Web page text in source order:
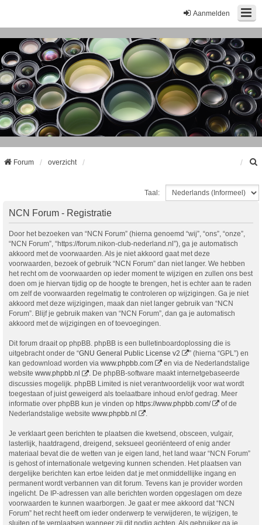
Aanmelden
Forum overzicht
Taal:
NCN Forum - Registratie
Door het bezoeken van “NCN Forum” (hierna genoemd “wij”, “ons”, “onze”,
“NCN Forum”, “https://forum.nikon-club-nederland.nl”), ga je automatisch
akkoord met de voorwaarden. Als je niet akkoord gaat met deze
voorwaarden, bezoek of gebruik “NCN Forum” dan niet langer. We hebben
het recht om de voorwaarden op ieder moment te wijzigen en zullen ons best
doen om je hiervan tijdig op de hoogte te brengen, het is echter aan te raden
om zelf de voorwaarden regelmatig te controleren op wijzigingen. Ga je niet
akkoord met deze wijzigingen, maak dan niet langer gebruik van “NCN
Forum”. Blijf je gebruik maken van “NCN Forum”, dan ga je automatisch
akkoord met de wijzigingen en of toevoegingen.
Dit forum draait op phpBB. phpBB is een bulletinboardoplossing die is
uitgebracht onder de “GNU General Public License v2
” (hierna “GPL”) en
kan gedownload worden via www.phpbb.com
en via de Nederlandstalige
website www.phpbb.nl
. De phpBB-software maakt internetgebaseerde
discussies mogelijk. phpBB Limited is niet verantwoordelijk voor wat wordt
toegestaan of juist geweigerd als toelaatbare inhoud en/of gedrag. Meer
informatie over phpBB kun je vinden op https://www.phpbb.com/
of de
Nederlandstalige website www.phpbb.nl .
Je verklaart geen berichten te plaatsen die kwetsend, obsceen, vulgair,
lasterlijk, haatdragend, dreigend, seksueel georiënteerd of enig ander
materiaal bevat die de wetten van je eigen land, het land waar “NCN Forum”
is gehost of internationale wetgeving kunnen schenden. Het plaatsen van
dergelijke berichten kan ertoe leiden dat je met onmiddellijke ingang en
permanent wordt verbannen van dit forum. Tevens kan je provider worden
ingelicht. De IP-adressen van alle berichten worden opgeslagen om deze
voorwaarden te kunnen waarborgen. Je gaat er mee akkoord dat “NCN
Forum” het recht heeft om ieder onderwerp te verwijderen, te wijzigen, te